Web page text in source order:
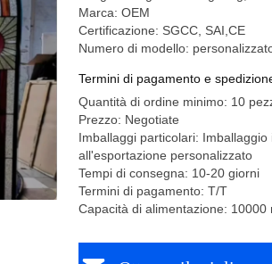
Marca: OEM
Certificazione: SGCC, SAI,CE
Numero di modello:
Termini di pagamento e
Quantità di ordine minimo: 10
Prezzo: Negotiate
Imballaggi particolari:
all'esportazione personalizzato
Tempi di consegna: 10-20 giorni
Termini di pagamento: T/T
Capacità di alimentazione: 10000